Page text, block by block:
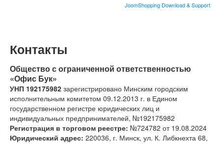
JoomShopping Download & Support
Контакты
Общество с ограниченной ответственностью
«Офис Бук»
УНП 192175982 зарегистрировано Минским городским
исполнительным комитетом 09.12.2013 г. в Едином
государственном регистре юридических лиц и
индивидуальных предпринимателей, №192175982
Регистрация в торговом реестре: №724782 от 19.08.2024
Юридический адрес: 220036, г. Минск, ул. К. Либкнехта 68,